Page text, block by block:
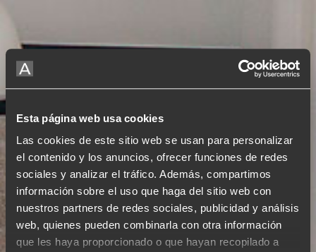
Esta página web usa cookies
Las cookies de este sitio web se usan para personalizar
el contenido y los anuncios, ofrecer funciones de redes
sociales y analizar el tráfico. Además, compartimos
información sobre el uso que haga del sitio web con
nuestros partners de redes sociales, publicidad y análisis
web, quienes pueden combinarla con otra información
que les haya proporcionado o que hayan recopilado a